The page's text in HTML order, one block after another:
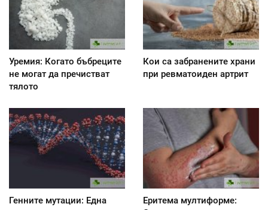
Уремия: Когато бъбреците
не могат да пречистват
тялото
Кои са забранените храни
при ревматоиден артрит
Генните мутации: Една
Еритема мултиформе: